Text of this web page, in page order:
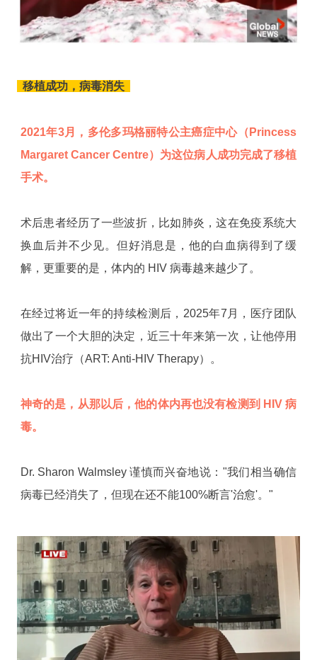
移植成功，病毒消失
2021年3月，多伦多玛格丽特公主癌症中心（Princess
Margaret Cancer Centre）为这位病人成功完成了移植
手术。
术后患者经历了一些波折，比如肺炎，这在免疫系统大
换血后并不少见。但好消息是，他的白血病得到了缓
解，更重要的是，体内的 HIV 病毒越来越少了。
在经过将近一年的持续检测后，2025年7月，医疗团队
做出了一个大胆的决定，近三十年来第一次，让他停用
抗HIV治疗（ART: Anti-HIV Therapy）。
神奇的是，从那以后，他的体内再也没有检测到 HIV 病
毒。
Dr. Sharon Walmsley 谨慎而兴奋地说："我们相当确信
病毒已经消失了，但现在还不能100%断言'治愈'。"